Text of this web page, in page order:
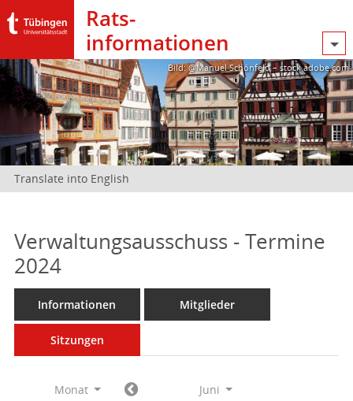
Rats­
informationen
Bild: @Manuel Schönfeld – stock.adobe.com
Translate into English
Verwaltungsausschuss - Termine
2024
Informationen Mitglieder
Sitzungen
Monat
Juni